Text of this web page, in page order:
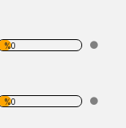
%0
%0